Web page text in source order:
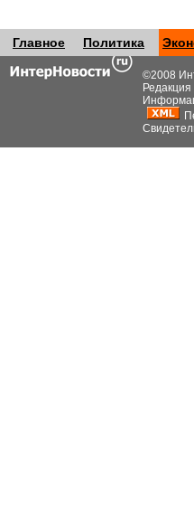
Главное Политика
©2008
Редакция